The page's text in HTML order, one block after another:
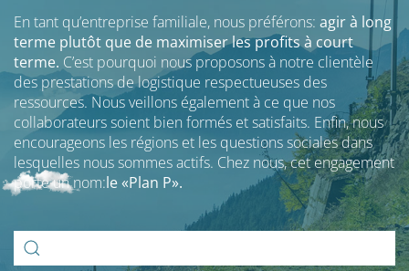
En tant qu’entreprise familiale, nous préférons: agir à long
terme plutôt que de maximiser les profits à court
terme. C’est pourquoi nous proposons à notre clientèle
des prestations de logistique respectueuses des
ressources. Nous veillons également à ce que nos
collaborateurs soient bien formés et satisfaits. Enfin, nous
encourageons les régions et les questions sociales dans
lesquelles nous sommes actifs. Chez nous, cet engagement
porte un nom:le «Plan P».
Search
for: